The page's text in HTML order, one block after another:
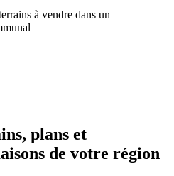
à vendre dans un
plans et
de votre région